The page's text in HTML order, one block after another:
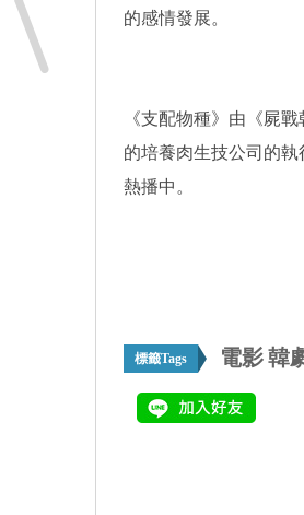
的感情發展。
《支配物種》由《屍
的培養肉生技公司的
熱播中。
電影韓